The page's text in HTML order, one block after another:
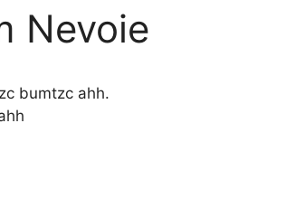
Nevoie
bumtzc ahh.